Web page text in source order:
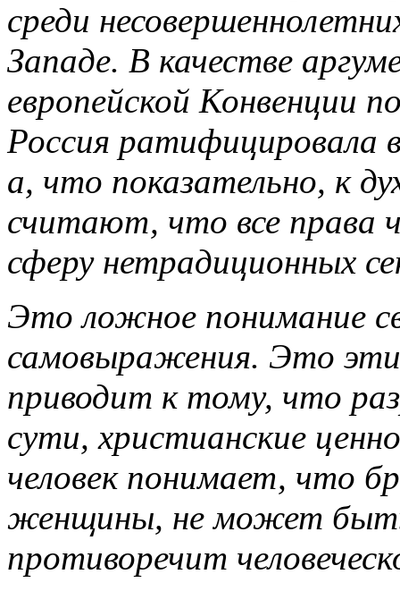
среди
Западе. В качестве
европейской Конвенции
Россия ратифицировала
а, что показательно, к
считают, что все права
сферу нетрадиционных
Это ложное понимание
самовыражения. Это
приводит к тому, что
сути, христианские
человек понимает, что
женщины, не может
противоречит